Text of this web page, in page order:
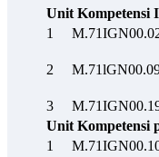
Unit Kompetensi
1
2
3
Unit Kompetensi
1